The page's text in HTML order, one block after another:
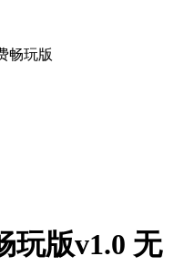
畅玩版
玩版v1.0 无